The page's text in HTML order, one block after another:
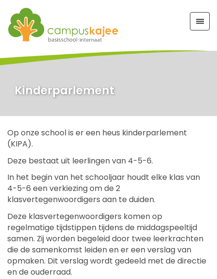
Kinderparlement
Op onze school is er een heus kinderparlement
(KIPA).
Deze bestaat uit leerlingen van 4-5-6.
In het begin van het schooljaar houdt elke klas van
4-5-6 een verkiezing om de 2
klasvertegenwoordigers aan te duiden.
Deze klasvertegenwoordigers komen op
regelmatige tijdstippen tijdens de middagspeeltijd
samen. Zij worden begeleid door twee leerkrachten
die de samenkomst leiden en er een verslag van
opmaken. Dit verslag wordt gedeeld met de directie
en de ouderraad.